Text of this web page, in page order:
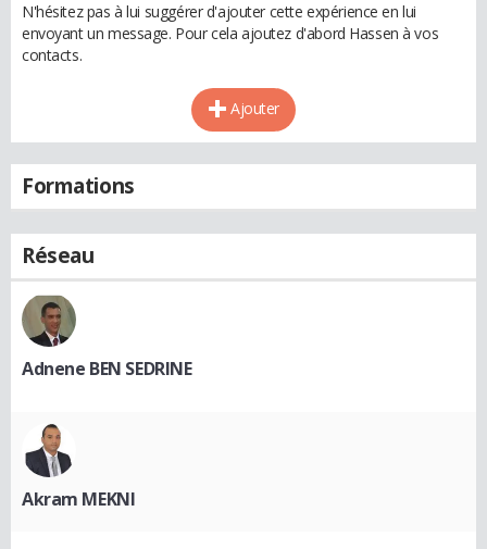
N'hésitez pas à lui suggérer d'ajouter cette expérience en lui
envoyant un message. Pour cela ajoutez d'abord Hassen à vos
contacts.
Ajouter
Formations
Réseau
Adnene BEN SEDRINE
Akram MEKNI